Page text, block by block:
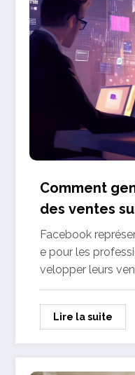
Comment
des ventes
5 strategies
Facebook
e pour les
velopper leurs
Lire la suite